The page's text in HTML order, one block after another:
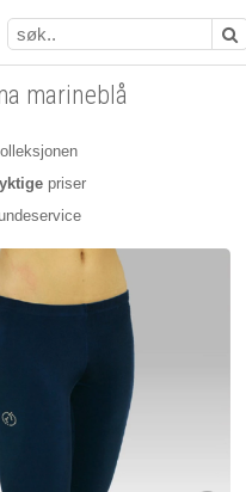
priser
marineblå